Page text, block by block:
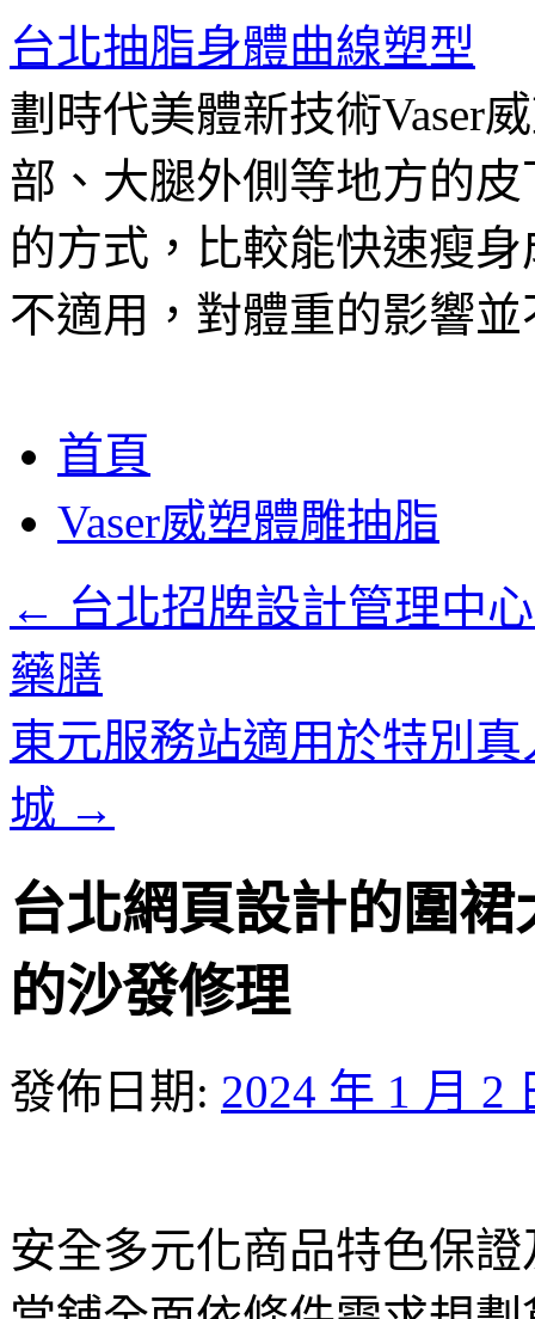
台北抽脂身體曲線塑型
劃時代美體新技術Vaser
部、大腿外側等地方的
的方式，比較能快速瘦
不適用，對體重的影響
至
要
首頁
Vaser威塑體雕抽脂
← 台北招牌設計管理中
藥膳
東元服務站適用於特別
城 →
台北網頁設計的圍
的沙發修理
發佈日期: 2024 年 1 月 2
安全多元化商品特色保證